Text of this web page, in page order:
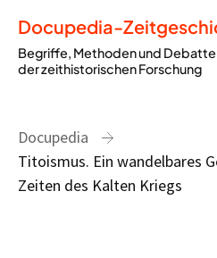
Docupedia-
Begriffe, Methoden und
der zeithistorischen Forschung
Docupedia
Titoismus. Ein wandelbares
Zeiten des Kalten Kriegs